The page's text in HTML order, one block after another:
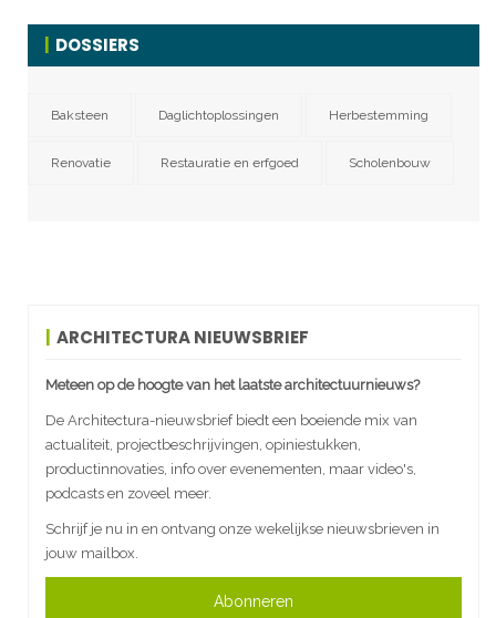
DOSSIERS
Baksteen Daglichtoplossingen Herbestemming
Renovatie Restauratie en erfgoed Scholenbouw
ARCHITECTURA NIEUWSBRIEF
Meteen op de hoogte van het laatste architectuurnieuws?
De Architectura-nieuwsbrief biedt een boeiende mix van
actualiteit, projectbeschrijvingen, opiniestukken,
productinnovaties, info over evenementen, maar video's,
podcasts en zoveel meer.
Schrijf je nu in en ontvang onze wekelijkse nieuwsbrieven in
jouw mailbox.
Abonneren